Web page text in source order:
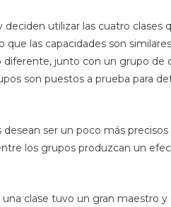
deciden utilizar las cuatro
que las capacidades son
junto con un grupo de
son puestos a prueba para
ser un poco más
los grupos produzcan un
clase tuvo un gran maestro